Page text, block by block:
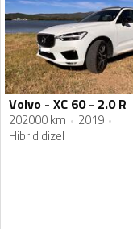
Volvo - XC 60 - 2.0 R
202000 km
2019
Hibrid dizel